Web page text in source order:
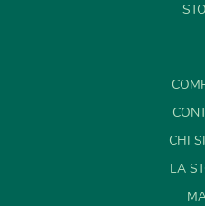
CHI
LA